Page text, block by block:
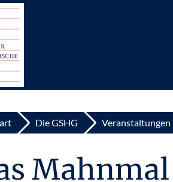
Die GSHG Veranstaltungen